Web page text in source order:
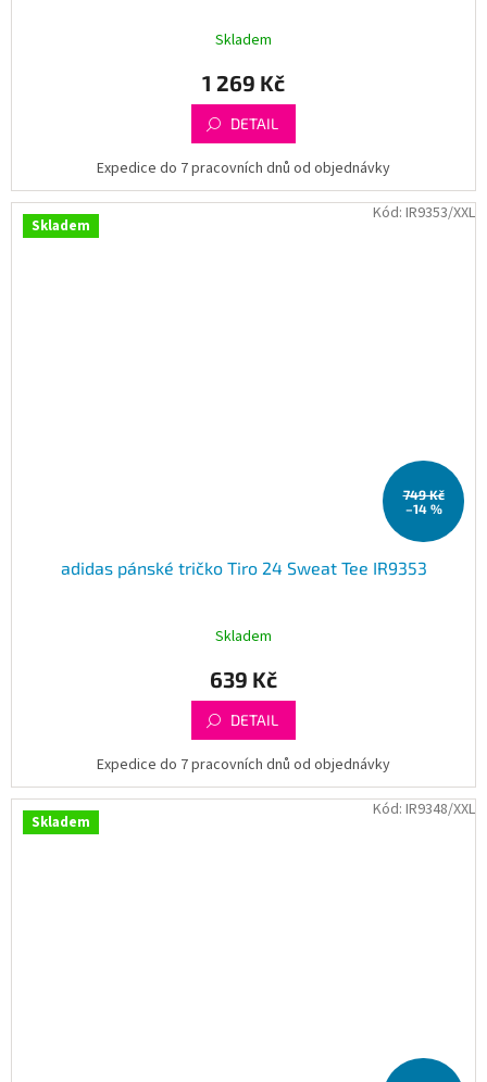
Skladem
1 269 Kč
DETAIL
Expedice do 7 pracovních dnů od objednávky
Skladem
749 Kč
–14 %
adidas pánské tričko Tiro 24 Sweat Tee IR9353
Skladem
639 Kč
DETAIL
Expedice do 7 pracovních dnů od objednávky
Kód: IR9353/XXL
Skladem
Kód: IR9348/XXL